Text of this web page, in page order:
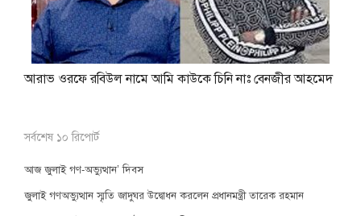
আরাভ ওরফে রবিউল নামে আমি কাউকে চিনি নাঃ বেনজীর আহমেদ
সর্বশেষ ১০ রিপোর্ট
আজ জুলাই গণ-অভ্যুত্থান’ দিবস
জুলাই গণঅভ্যুত্থান স্মৃতি জাদুঘর উদ্বোধন করলেন প্রধানমন্ত্রী তারেক রহমান